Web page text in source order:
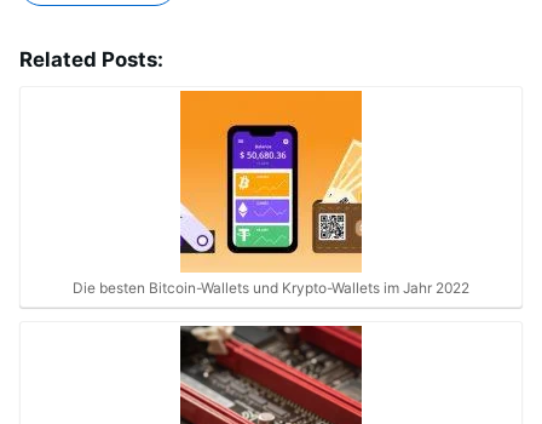
Related Posts:
Die besten Bitcoin-Wallets und Krypto-Wallets im Jahr 2022